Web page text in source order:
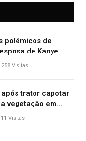
polêmicos de
de Kanye
nua no Grammy
258 Visitas
trator capotar
vegetação em
Visitas